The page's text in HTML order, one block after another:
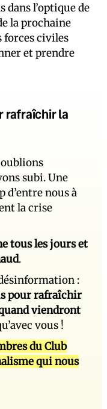
dans l’optique de
la prochaine
forces civiles
et prendre
rafraîchir la
oublions
subi. Une
d’entre nous à
la crise
tous les jours et
.
:
pour rafraîchir
viendront
vous !
du Club
qui nous